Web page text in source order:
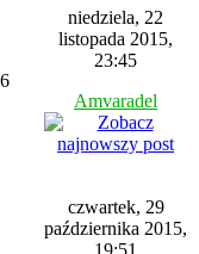
niedziela, 22
listopada 2015,
23:45
Amvaradel
czwartek, 29
października 2015,
19:51